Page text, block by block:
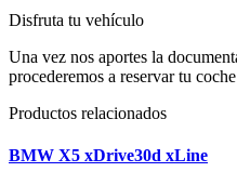
Disfruta tu vehículo
Una vez nos aportes la
procederemos a reservar tu
Productos relacionados
BMW X5 xDrive30d xLine